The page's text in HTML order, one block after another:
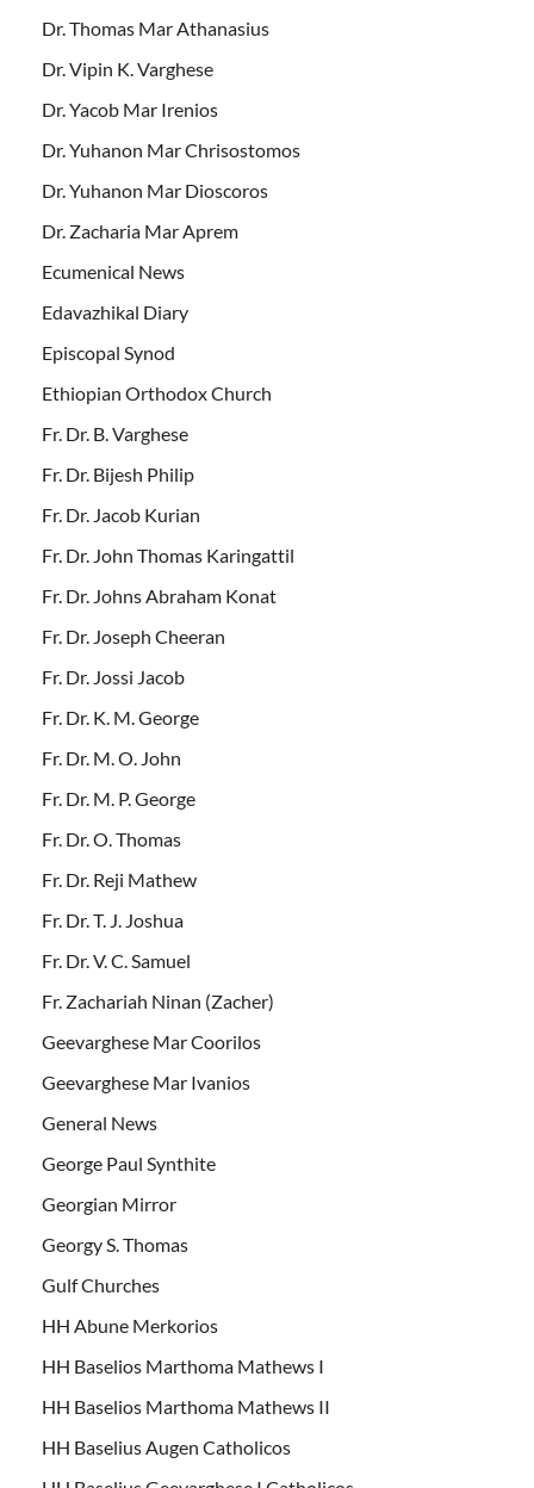
Dr. Thomas Mar Athanasius
Dr. Vipin K. Varghese
Dr. Yacob Mar Irenios
Dr. Yuhanon Mar Chrisostomos
Dr. Yuhanon Mar Dioscoros
Dr. Zacharia Mar Aprem
Ecumenical News
Edavazhikal Diary
Episcopal Synod
Ethiopian Orthodox Church
Fr. Dr. B. Varghese
Fr. Dr. Bijesh Philip
Fr. Dr. Jacob Kurian
Fr. Dr. John Thomas Karingattil
Fr. Dr. Johns Abraham Konat
Fr. Dr. Joseph Cheeran
Fr. Dr. Jossi Jacob
Fr. Dr. K. M. George
Fr. Dr. M. O. John
Fr. Dr. M. P. George
Fr. Dr. O. Thomas
Fr. Dr. Reji Mathew
Fr. Dr. T. J. Joshua
Fr. Dr. V. C. Samuel
Fr. Zachariah Ninan (Zacher)
Geevarghese Mar Coorilos
Geevarghese Mar Ivanios
General News
George Paul Synthite
Georgian Mirror
Georgy S. Thomas
Gulf Churches
HH Abune Merkorios
HH Baselios Marthoma Mathews I
HH Baselios Marthoma Mathews II
HH Baselius Augen Catholicos